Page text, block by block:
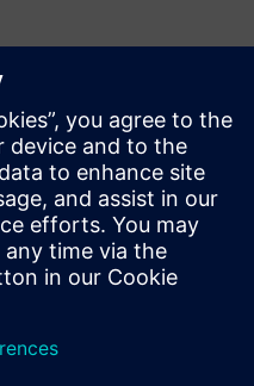
og ressurser
systemer for